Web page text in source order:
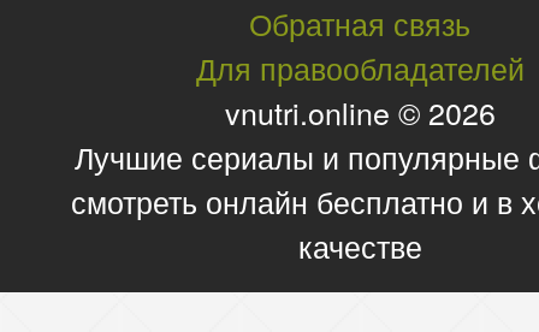
Обратная связь
Для правообладателей
vnutri.online © 2026
Лучшие сериалы и
смотреть онлайн бесплатно и в
качестве